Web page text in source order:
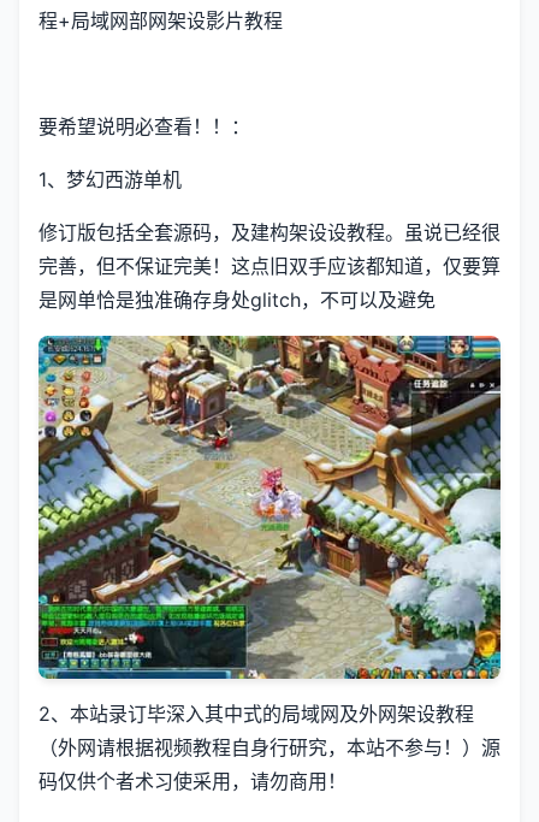
程+局域网部网架设影片教程
要希望说明必查看！！：
1、 梦幻西游单机
修订版包括全套源码，及建构架设设教程。虽说已经很
完善，但不保证完美！这点旧双手应该都知道，仅要算
是网单恰是独准确存身处glitch，不可以及避免
2、本站录订毕深入其中式的局域网及外网架设教程
（外网请根据视频教程自身行研究，本站不参与！）源
码仅供个者术习使采用，请勿商用！